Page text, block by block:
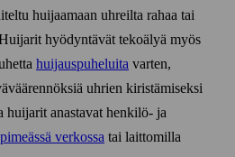
huijaamaan uhreilta rahaa tai
hyödyntävät teko­älyä myös
huijaus­puheluita varten,
uhrien kiristämiseksi
huijarit anastavat henkilö- ja
pimeässä verkossa tai laittomilla